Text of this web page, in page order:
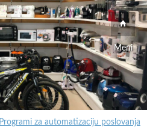
Meni
Programi za automatizaciju poslovanja